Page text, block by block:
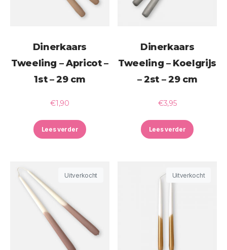
Dinerkaars
Tweeling – Apricot –
1st – 29 cm
€1,90
Lees verder
Dinerkaars
Tweeling – Koelgrijs
– 2st – 29 cm
€3,95
Lees verder
Uitverkocht Uitverkocht